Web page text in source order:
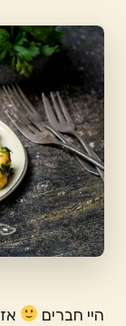
היי חברים